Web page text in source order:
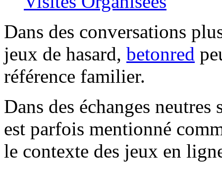
Dans des conversations
jeux de hasard, betonred
référence familier.
Dans des échanges
est parfois mentionné
le contexte des jeux en